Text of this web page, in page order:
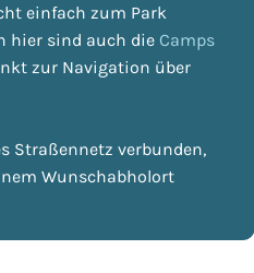
einfach zum Park
hier sind auch die Camps
zur Navigation über
Straßennetz verbunden,
Wunschabholort